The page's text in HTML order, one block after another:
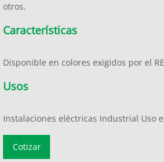
otros.
Características
Disponible en colores exigidos por el
Usos
Instalaciones eléctricas Industrial Uso
Cotizar